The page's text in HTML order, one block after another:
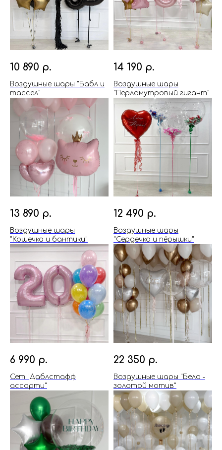
10 890 р.
Воздушные шары "Бабл и
тассел"
14 190 р.
Воздушные шары
"Перламутровый гигант"
13 890 р.
Воздушные шары
"Кошечка и бантики"
12 490 р.
Воздушные шары
"Сердечко и пёрышки"
6 990 р.
Сет "Даблстафф
ассорти"
22 350 р.
Воздушные шары "Бело -
золотой мотив"